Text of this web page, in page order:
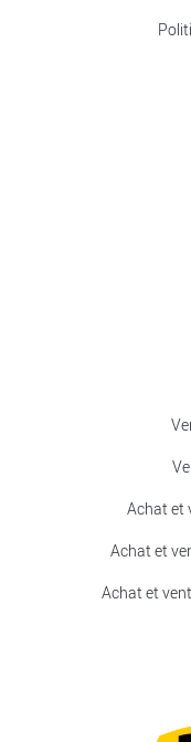
Achat et
Achat et
Achat et